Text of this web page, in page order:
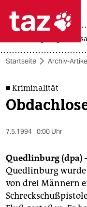
 taz
themen
politik
öko
gesellschaft
kultur
sport
Startseite Archiv-
■ Kriminalität
7.5.1994 0:00 Uhr
Quedlinburg (dpa)
Quedlinburg
von drei Männern